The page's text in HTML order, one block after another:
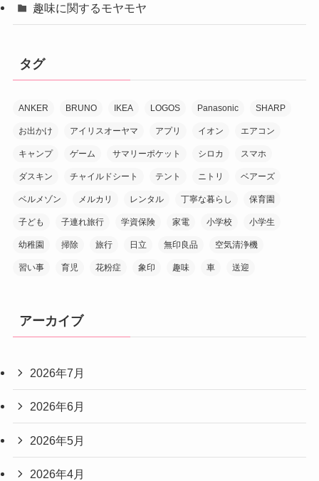
趣味に関するモヤモヤ
タグ
ANKER BRUNO IKEA LOGOS Panasonic SHARP
お出かけ アイリスオーヤマ アプリ イオン エアコン
キャンプ ゲーム サマリーポケット シロカ スマホ
ダスキン チャイルドシート テント ニトリ ベアーズ
ベルメゾン メルカリ レンタル 丁寧な暮らし 保育園
子ども 子連れ旅行 学資保険 家電 小学校 小学生
幼稚園 掃除 旅行 日立 無印良品 空気清浄機
習い事 育児 花粉症 象印 趣味 車 送迎
アーカイブ
2026年7月
2026年6月
2026年5月
2026年4月